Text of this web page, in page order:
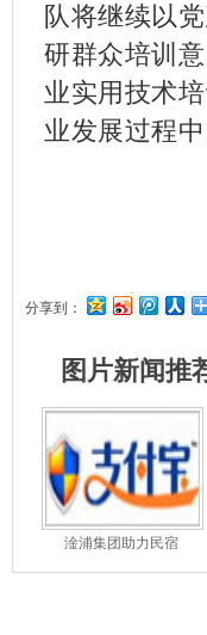
队将继续以
研群众培训
业实用技术
业发展过程
分享到：
图片新闻推
淦浦集团助力民宿